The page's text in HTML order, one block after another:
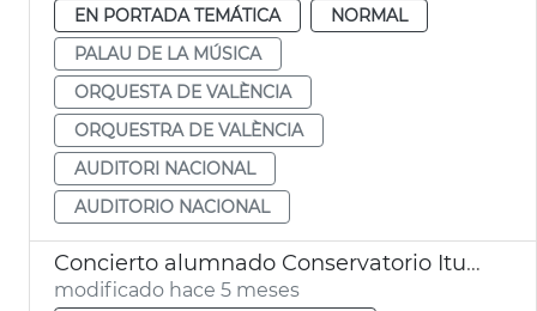
EN PORTADA TEMÁTICA
NORMAL
PALAU DE LA MÚSICA
ORQUESTA DE VALÈNCIA
ORQUESTRA DE VALÈNCIA
AUDITORI NACIONAL
AUDITORIO NACIONAL
Concierto alumnado Conservatorio Iturbi en el Palau de la Música de València
modificado hace 5 meses